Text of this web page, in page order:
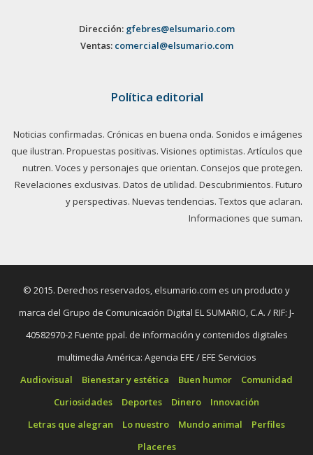
Dirección: gfebres@elsumario.com
Ventas: comercial@elsumario.com
Política editorial
Noticias confirmadas. Crónicas en buena onda. Sonidos e imágenes
que ilustran. Propuestas positivas. Visiones optimistas. Artículos que
nutren. Voces y personajes que orientan. Consejos que protegen.
Revelaciones exclusivas. Datos de utilidad. Descubrimientos. Futuro
y perspectivas. Nuevas tendencias. Textos que aclaran.
Informaciones que suman.
© 2015. Derechos reservados, elsumario.com es un producto y
marca del Grupo de Comunicación Digital EL SUMARIO, C.A. / RIF: J-
40582970-2 Fuente ppal. de información y contenidos digitales
multimedia América: Agencia EFE / EFE Servicios
Audiovisual
Bienestar y estética Buen humor
Comunidad
Curiosidades
Deportes Dinero
Innovación
Letras que alegran
Lo nuestro Mundo animal
Perfiles
Placeres